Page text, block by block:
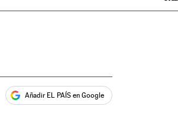
Añadir EL PAÍS en Google